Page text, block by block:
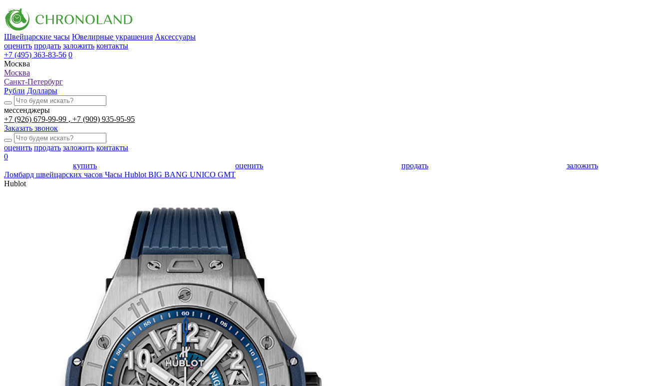
Швейцарские часы Ювелирные украшения Аксессуары
оценить продать заложить контакты
+7 (495) 363-83-56 0
Москва
Москва
Санкт-Петербург
Рубли Доллары
мессенджеры
+7 (926) 679-99-99
+7 (909) 935-95-95
Заказать звонок
оценить продать заложить контакты
0
купить
оценить продать
заложить
Ломбард швейцарских часов Часы Hublot BIG BANG UNICO GMT
Hublot